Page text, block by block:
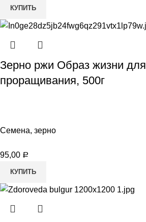
КУПИТЬ
Зерно ржи Образ жизни для
проращивания, 500г
Семена, зерно
95,00 Р
КУПИТЬ